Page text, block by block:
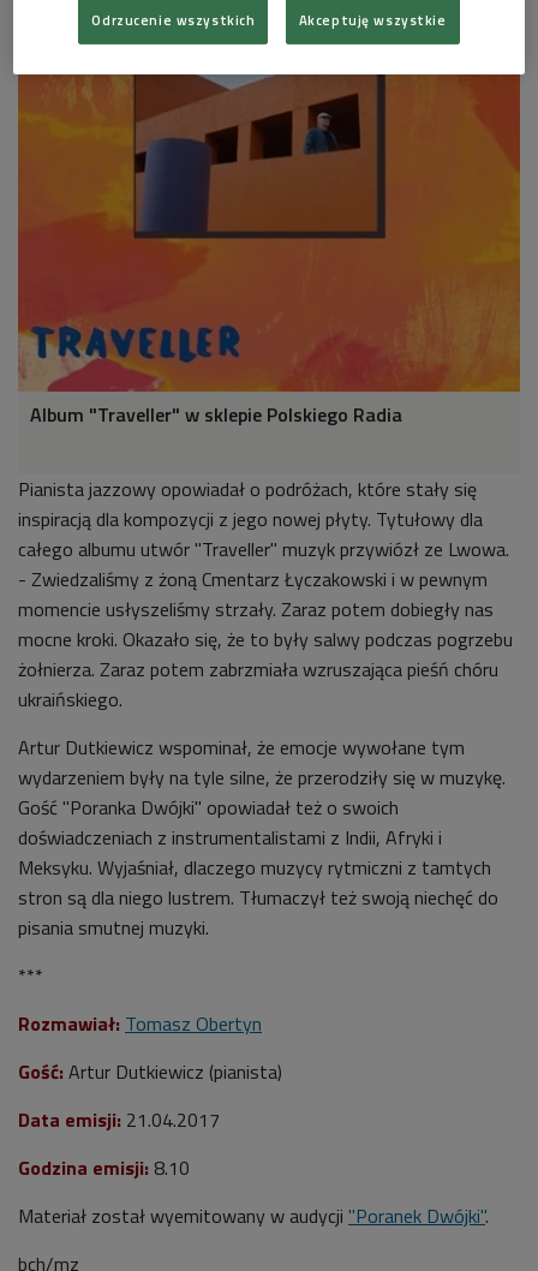
Album "Traveller" w sklepie Polskiego Radia
Pianista jazzowy opowiadał o podróżach, które stały się
inspiracją dla kompozycji z jego nowej płyty. Tytułowy dla
całego albumu utwór "Traveller" muzyk przywiózł ze Lwowa.
- Zwiedzaliśmy z żoną Cmentarz Łyczakowski i w pewnym
momencie usłyszeliśmy strzały. Zaraz potem dobiegły nas
mocne kroki. Okazało się, że to były salwy podczas pogrzebu
żołnierza. Zaraz potem zabrzmiała wzruszająca pieśń chóru
ukraińskiego.
Artur Dutkiewicz wspominał, że emocje wywołane tym
wydarzeniem były na tyle silne, że przerodziły się w muzykę.
Gość "Poranka Dwójki" opowiadał też o swoich
doświadczeniach z instrumentalistami z Indii, Afryki i
Meksyku. Wyjaśniał, dlaczego muzycy rytmiczni z tamtych
stron są dla niego lustrem. Tłumaczył też swoją niechęć do
pisania smutnej muzyki.
***
Rozmawiał: Tomasz Obertyn
Gość: Artur Dutkiewicz (pianista)
Data emisji: 21.04.2017
Godzina emisji: 8.10
Materiał został wyemitowany w audycji "Poranek Dwójki".
bch/mz
Odrzucenie wszystkich Akceptuję wszystkie